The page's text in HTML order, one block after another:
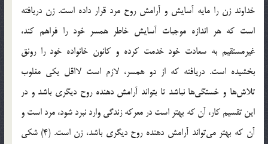
خداوند زن را مایه آسایش و آرامش روح مرد قرار داده است. زن دریافته
است که هر اندازه موجبات آسایش خاطر همسر خود را فراهم کند،
غیرمستقیم به سعادت خود خدمت کرده و کانون خانواده خود را رونق
بخشیده است. دریافته که از دو همسر، لازم است لااقل یکی مغلوب
تلاش‌ها و خستگی‌ها نباشد تا بتواند آرامش دهنده روح دیگری باشد و در
این تقسیم کار، آن که بهتر است در معرکه زندگی وارد نبرد شود، مرد است و
آن که بهتر می‌تواند آرامش دهنده روح دیگری باشد، زن است. (4) شکی